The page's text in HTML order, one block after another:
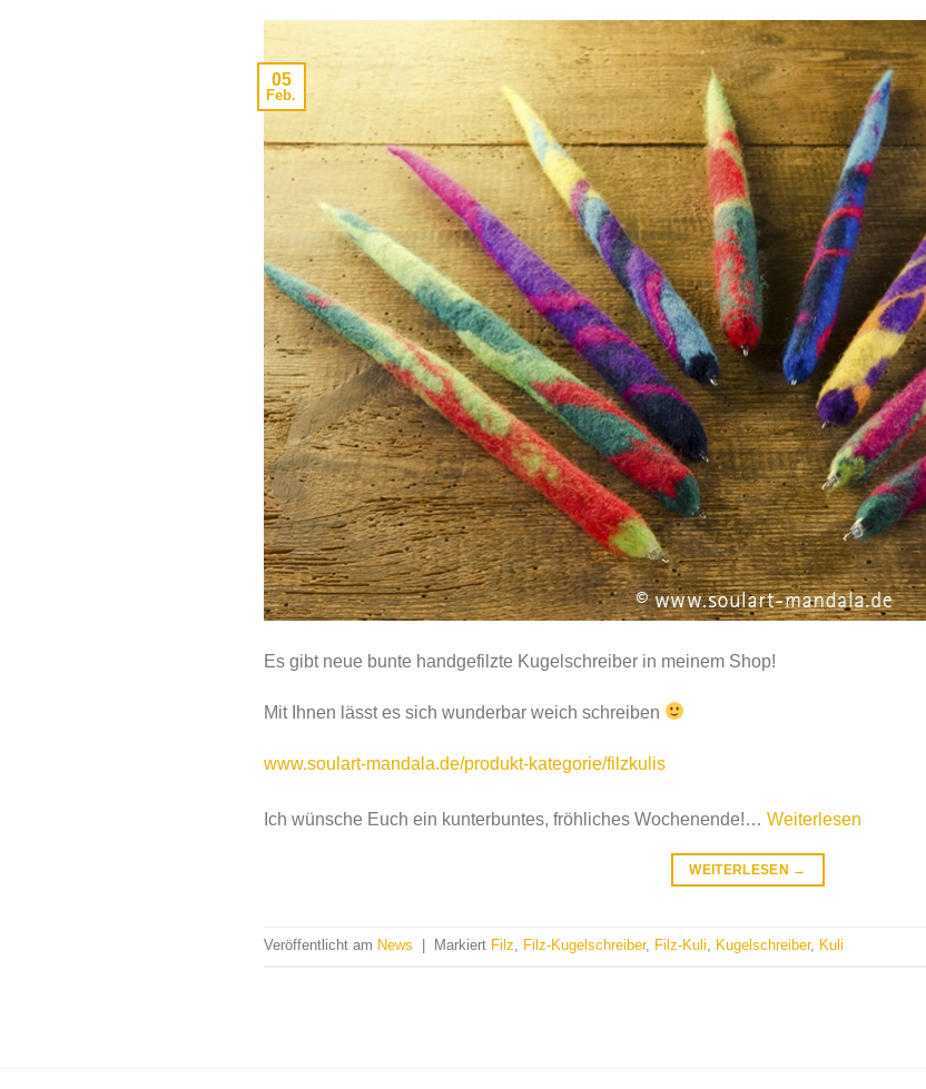
05
Feb.
Es gibt neue bunte handgefilzte Kugelschreiber in meinem Shop!
Mit Ihnen lässt es sich wunderbar weich schreiben
www.soulart-mandala.de/produkt-kategorie/filzkulis
Ich wünsche Euch ein kunterbuntes, fröhliches Wochenende!… Weiterlesen
WEITERLESEN →
Veröffentlicht am News Markiert Filz, Filz-Kugelschreiber, Filz-Kuli, Kugelschreiber, Kuli